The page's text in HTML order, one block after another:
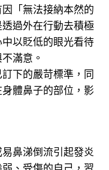
「無法接納本然的
過外在行動去積極
以貶低的眼光看待
滿意。
下的嚴苛標準，同
體鼻子的部位，影
鼻涕倒流引起發炎
、受傷的自己，習